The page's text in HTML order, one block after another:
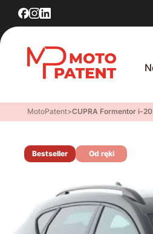
MotoPatent>CUPRA Formentor i-
Bestseller Od ręki